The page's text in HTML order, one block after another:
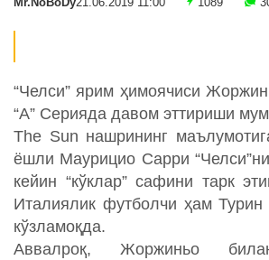
Mr.NoBoDy21.06.2019 11:00 1089
“Челси” ярим ҳимоячиси
“А” Серияда давом эттириши
The Sun нашрининг
ёшли Маурицио Сарри “Челси”ни
кейин “кўклар” сафини тарк
Италиялик футболчи ҳам Турин
кўзламоқда.
Аввалроқ, Жоржиньо